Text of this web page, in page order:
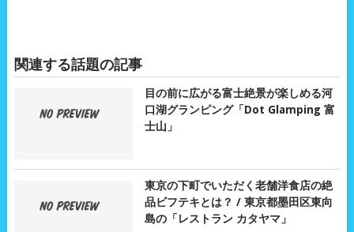
関連する話題の記事
目の前に広がる富士絶景が楽しめる河
口湖グランピング「Dot Glamping 富
士山」
東京の下町でいただく老舗洋食店の絶
品ビフテキとは？ / 東京都墨田区東向
島の「レストラン カタヤマ」